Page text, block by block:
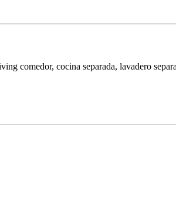
comedor, cocina separada, lavadero